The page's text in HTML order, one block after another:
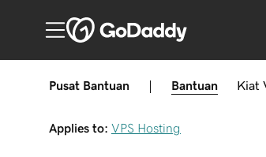
Pusat Bantuan Bantuan Kiat
Applies to: VPS Hosting